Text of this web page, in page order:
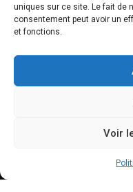
uniques sur ce site. Le fait de
consentement peut avoir un
et fonctions.
Voir
NEWSLETTER